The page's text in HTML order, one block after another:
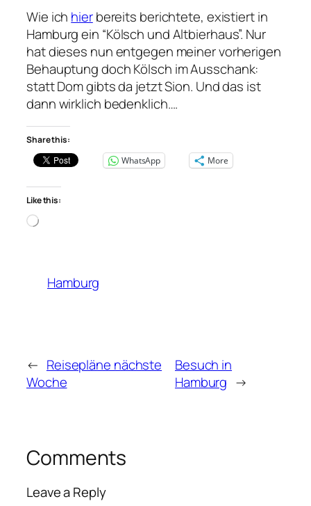
Wie ich hierbereits berichtete, existiert in
Hamburg ein “Kölsch und Altbierhaus”. Nur
hat dieses nun entgegen meiner vorherigen
Behauptung doch Kölsch im Ausschank:
statt Dom gibts da jetzt Sion. Und das ist
dann wirklich bedenklich….
Share this:
WhatsApp
More
Like this:
Loading…
Hamburg
← Reisepläne nächste
Woche
Besuch in
Hamburg →
Comments
Leave a Reply